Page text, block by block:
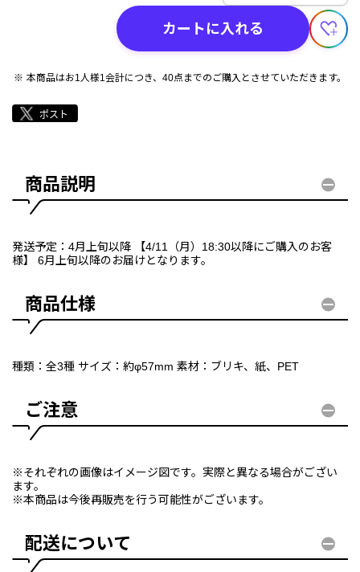
カートに入れる
本商品はお1人様1会計につき、40点までのご購入とさせていただきます。
商品説明
発送予定：4月上旬以降 【4/11（月）18:30以降にご購入のお客
様】 6月上旬以降のお届けとなります。
商品仕様
種類：全3種 サイズ：約φ57mm 素材：ブリキ、紙、PET
ご注意
※それぞれの画像はイメージ図です。実際と異なる場合がござい
ます。
※本商品は今後再販売を行う可能性がございます。
配送について